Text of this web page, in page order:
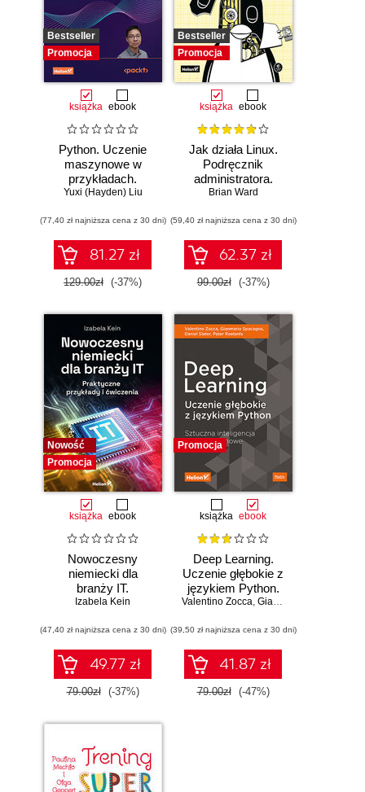
Bestseller
Promocja
książka ebook
Python. Uczenie
maszynowe w
przykładach.
Najlepsze praktyki
zastosowaniach.
Wydanie IV
Yuxi (Hayden) Liu
(77,40 zł najniższa cena z 30 dni)
81.27 zł
129.00zł (-37%)
Bestseller
Promocja
książka ebook
Jak działa Linux.
Podręcznik
administratora.
Wydanie III
Brian Ward
(59,40 zł najniższa cena z 30 dni)
62.37 zł
99.00zł (-37%)
Nowość
Promocja
książka ebook
Nowoczesny
niemiecki dla
branży IT.
Praktyczne
ćwiczenia
Izabela Kein
(47,40 zł najniższa cena z 30 dni)
49.77 zł
79.00zł (-37%)
Promocja
książka ebook
Deep Learning.
Uczenie głębokie z
językiem Python.
Sztuczna
neuronowe
Valentino Zocca, Gianmario Spacagna
(39,50 zł najniższa cena z 30 dni)
41.87 zł
79.00zł (-47%)